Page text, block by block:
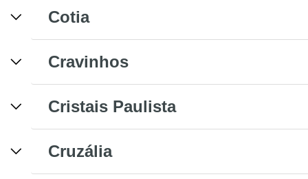
Cotia
Cravinhos
Cristais Paulista
Cruzália